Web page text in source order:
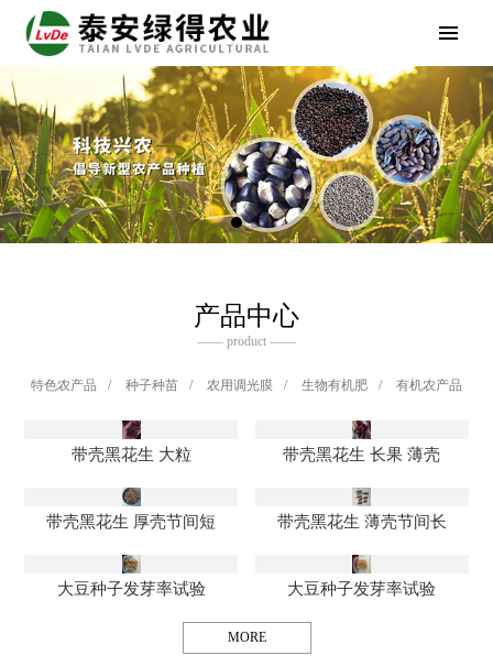
产品中心
—— product ——
特色农产品 / 种子种苗 / 农用调光膜 / 生物有机肥 / 有机农产品
带壳黑花生 大粒 带壳黑花生 长果 薄壳
带壳黑花生 厚壳节间短 带壳黑花生 薄壳节间长
大豆种子发芽率试验 大豆种子发芽率试验
MORE